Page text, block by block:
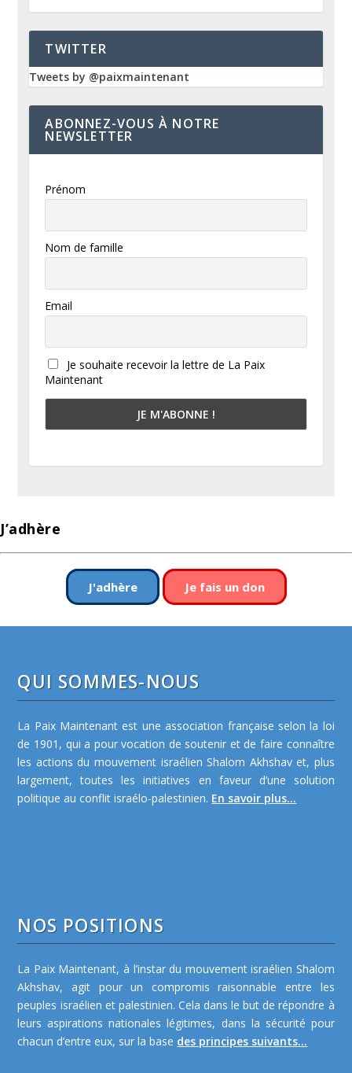
TWITTER
Tweets by @paixmaintenant
ABONNEZ-VOUS À NOTRE
NEWSLETTER
Prénom
Nom de famille
Email
Je souhaite recevoir la lettre de La Paix
Maintenant
J’adhère
J'adhère Je fais un don
QUI SOMMES-NOUS
La Paix Maintenant est une association française selon la loi
de 1901, qui a pour vocation de soutenir et de faire connaître
les actions du mouvement israélien Shalom Akhshav et, plus
largement, toutes les initiatives en faveur d’une solution
politique au conflit israélo-palestinien. En savoir plus...
NOS POSITIONS
La Paix Maintenant, à l’instar du mouvement israélien Shalom
Akhshav, agit pour un compromis raisonnable entre les
peuples israélien et palestinien. Cela dans le but de répondre à
leurs aspirations nationales légitimes, dans la sécurité pour
chacun d’entre eux, sur la base des principes suivants...